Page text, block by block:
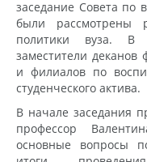
заседание Совета по
были рассмотрены
политики вуза. В
заместители деканов
и филиалов по
студенческого актива.
В начале заседания
профессор
основные вопросы